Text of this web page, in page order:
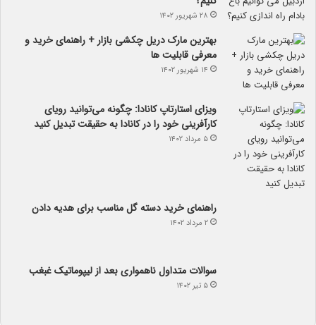
۲۸ شهریور ۱۴۰۲
بهترین مارک دریل چکشی بازار + راهنمای خرید و
معرفی قابلیت ها
۱۴ شهریور ۱۴۰۲
ویزای استارتاپ کانادا: چگونه می‌توانید رویای
کارآفرینی خود را در کانادا به حقیقت تبدیل کنید
۵ مرداد ۱۴۰۲
راهنمای خرید دسته گل مناسب برای هدیه دادن
۲ مرداد ۱۴۰۲
سوالات متداول ناهمواری بعد از لیپوماتیک غبغب
۵ تیر ۱۴۰۲